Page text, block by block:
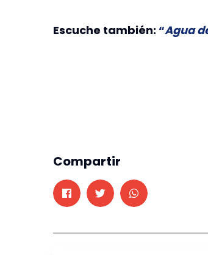
Escuche también: “Agua
Compartir